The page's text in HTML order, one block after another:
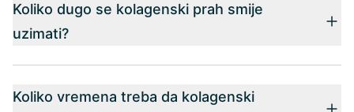
Koliko dugo se kolagenski prah smije
uzimati?
Koliko vremena treba da kolagenski